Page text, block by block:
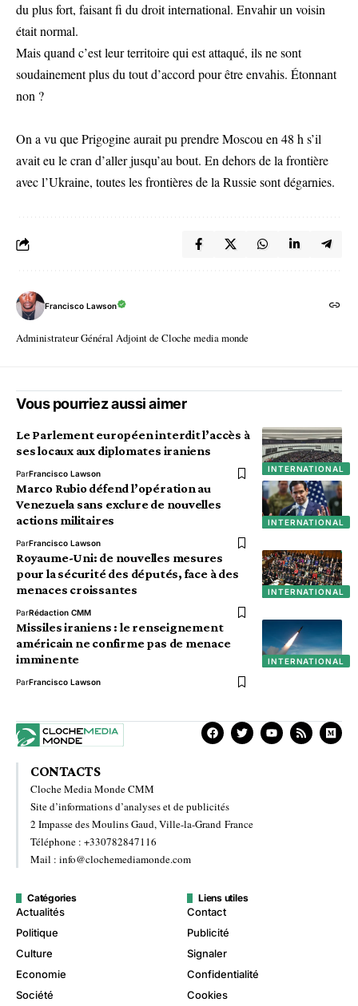
du plus fort, faisant fi du droit international. Envahir un voisin
était normal.
Mais quand c’est leur territoire qui est attaqué, ils ne sont
soudainement plus du tout d’accord pour être envahis. Étonnant
non ?
On a vu que Prigogine aurait pu prendre Moscou en 48 h s’il
avait eu le cran d’aller jusqu’au bout. En dehors de la frontière
avec l’Ukraine, toutes les frontières de la Russie sont dégarnies.
Francisco Lawson
Administrateur Général Adjoint de Cloche media monde
Vous pourriez aussi aimer
INTERNATIONAL
Le Parlement européen interdit l’accès à
ses locaux aux diplomates iraniens
ParFrancisco Lawson
INTERNATIONAL
Marco Rubio défend l’opération au
Venezuela sans exclure de nouvelles
actions militaires
ParFrancisco Lawson
INTERNATIONAL
Royaume-Uni: de nouvelles mesures
pour la sécurité des députés, face à des
menaces croissantes
ParRédaction CMM
INTERNATIONAL
Missiles iraniens : le renseignement
américain ne confirme pas de menace
imminente
ParFrancisco Lawson
CONTACTS
Cloche Media Monde CMM
Site d’informations d’analyses et de publicités
2 Impasse des Moulins Gaud, Ville-la-Grand France
Téléphone : +330782847116
Mail : info@clochemediamonde.com
Catégories
Actualités
Politique
Culture
Economie
Société
Liens utiles
Contact
Publicité
Signaler
Confidentialité
Cookies